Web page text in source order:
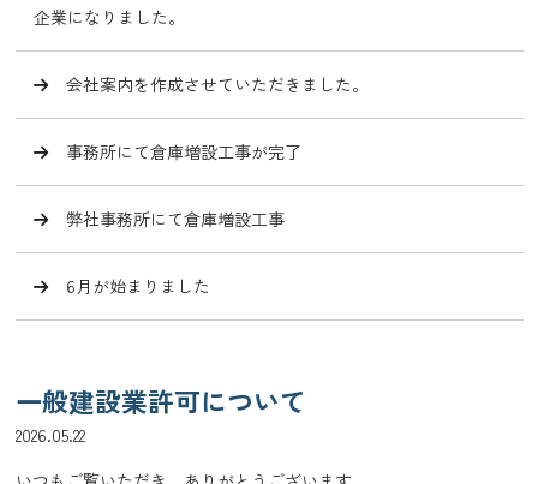
一般建設業許可について
2026.05.22
企業になりました。
会社案内を作成させていただきました。
事務所にて倉庫増設工事が完了
弊社事務所にて倉庫増設工事
6月が始まりました